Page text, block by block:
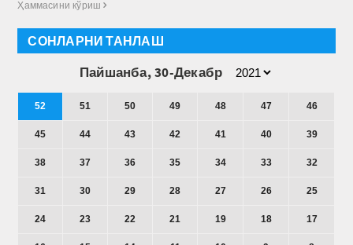
Ҳаммасини кўриш 
СОНЛАРНИ ТАНЛАШ
Пайшанба, 30-Декабр
52 51 50 49 48 47 46
45 44 43 42 41 40 39
38 37 36 35 34 33 32
31 30 29 28 27 26 25
24 23 22 21 19 18 17